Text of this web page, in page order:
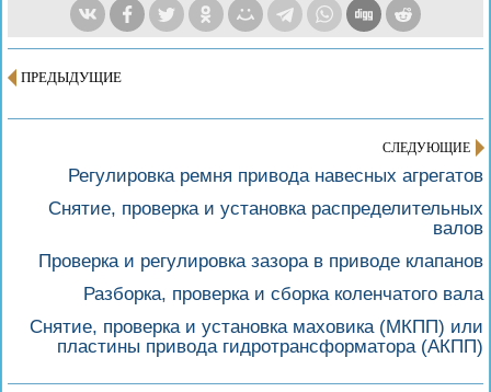
ПРЕДЫДУЩИЕ
СЛЕДУЮЩИЕ
Регулировка ремня привода навесных агрегатов
Снятие, проверка и установка распределительных
валов
Проверка и регулировка зазора в приводе клапанов
Разборка, проверка и сборка коленчатого вала
Снятие, проверка и установка маховика (МКПП) или
пластины привода гидротрансформатора (АКПП)